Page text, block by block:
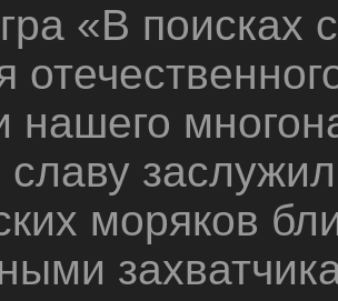
«В
нашего
моряков